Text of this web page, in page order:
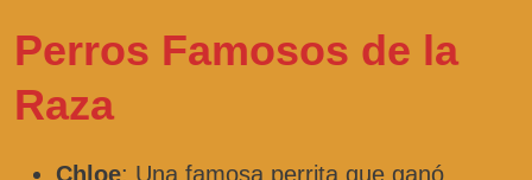
Perros Famosos de la
Raza
Chloe: Una famosa perrita que ganó